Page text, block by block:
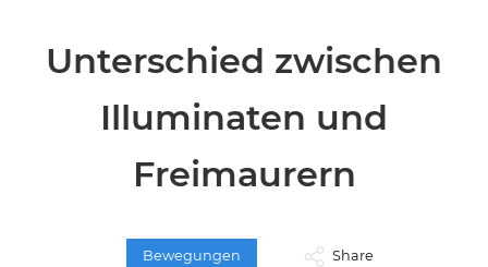
Unterschied zwischen
Illuminaten und
Freimaurern
Bewegungen Share